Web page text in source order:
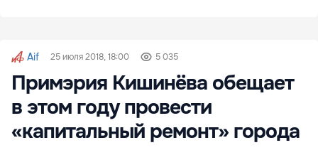
Aif 25 июля 2018, 18:00 5 035
Примэрия Кишинёва обещает
в этом году провести
«капитальный ремонт» города